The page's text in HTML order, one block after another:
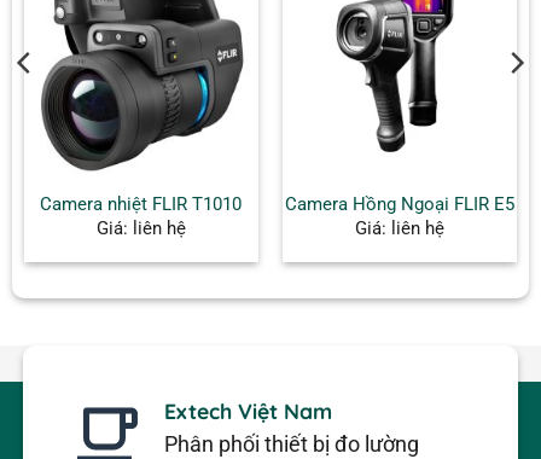
Camera nhiệt FLIR T1010
Giá: liên hệ
Camera Hồng Ngoại FLIR E5
Giá: liên hệ
Extech Việt Nam
Phân phối thiết bị đo lường